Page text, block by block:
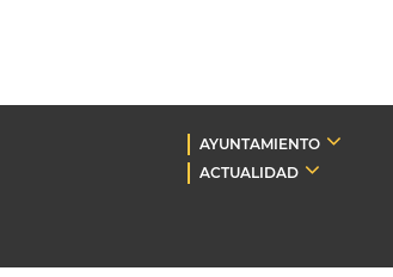
AYUNTAMIENTO
ACTUALIDAD